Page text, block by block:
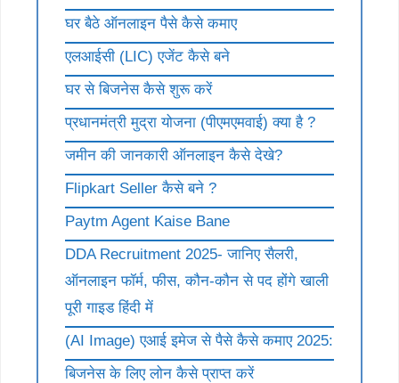
घर बैठे ऑनलाइन पैसे कैसे कमाए
एलआईसी (LIC) एजेंट कैसे बने
घर से बिजनेस कैसे शुरू करें
प्रधानमंत्री मुद्रा योजना (पीएमएमवाई) क्या है ?
जमीन की जानकारी ऑनलाइन कैसे देखे?
Flipkart Seller कैसे बने ?
Paytm Agent Kaise Bane
DDA Recruitment 2025- जानिए सैलरी,
ऑनलाइन फॉर्म, फीस, कौन-कौन से पद होंगे खाली
पूरी गाइड हिंदी में
(AI Image) एआई इमेज से पैसे कैसे कमाए 2025:
बिजनेस के लिए लोन कैसे प्राप्त करें